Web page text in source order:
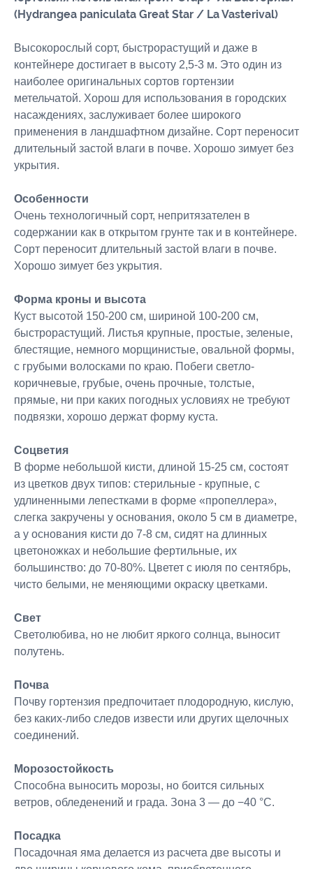
(Hydrangea paniculata Great Star / La Vasterival)
Высокорослый сорт, быстрорастущий и даже в
контейнере достигает в высоту 2,5-3 м. Это один из
наиболее оригинальных сортов гортензии
метельчатой. Хорош для использования в городских
насаждениях, заслуживает более широкого
применения в ландшафтном дизайне. Сорт переносит
длительный застой влаги в почве. Хорошо зимует без
укрытия.
Особенности
Очень технологичный сорт, непритязателен в
содержании как в открытом грунте так и в контейнере.
Сорт переносит длительный застой влаги в почве.
Хорошо зимует без укрытия.
Форма кроны и высота
Куст высотой 150-200 см, шириной 100-200 см,
быстрорастущий. Листья крупные, простые, зеленые,
блестящие, немного морщинистые, овальной формы,
с грубыми волосками по краю. Побеги светло-
коричневые, грубые, очень прочные, толстые,
прямые, ни при каких погодных условиях не требуют
подвязки, хорошо держат форму куста.
Соцветия
В форме небольшой кисти, длиной 15-25 см, состоят
из цветков двух типов: стерильные - крупные, с
удлиненными лепестками в форме «пропеллера»,
слегка закручены у основания, около 5 см в диаметре,
а у основания кисти до 7-8 см, сидят на длинных
цветоножках и небольшие фертильные, их
большинство: до 70-80%. Цветет с июля по сентябрь,
чисто белыми, не меняющими окраску цветками.
Свет
Светолюбива, но не любит яркого солнца, выносит
полутень.
Почва
Почву гортензия предпочитает плодородную, кислую,
без каких-либо следов извести или других щелочных
соединений.
Морозостойкость
Способна выносить морозы, но боится сильных
ветров, обледенений и града. Зона 3 — до −40 °C.
Посадка
Посадочная яма делается из расчета две высоты и